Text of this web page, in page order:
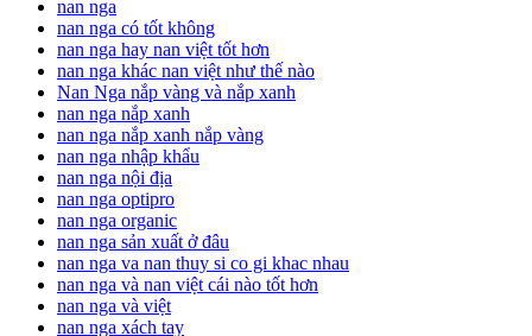
nan nga
nan nga có tốt không
nan nga hay nan việt tốt hơn
nan nga khác nan việt như thế nào
Nan Nga nắp vàng và nắp xanh
nan nga nắp xanh
nan nga nắp xanh nắp vàng
nan nga nhập khẩu
nan nga nội địa
nan nga optipro
nan nga organic
nan nga sản xuất ở đâu
nan nga va nan thuy si co gi khac nhau
nan nga và nan việt cái nào tốt hơn
nan nga và việt
nan nga xách tay